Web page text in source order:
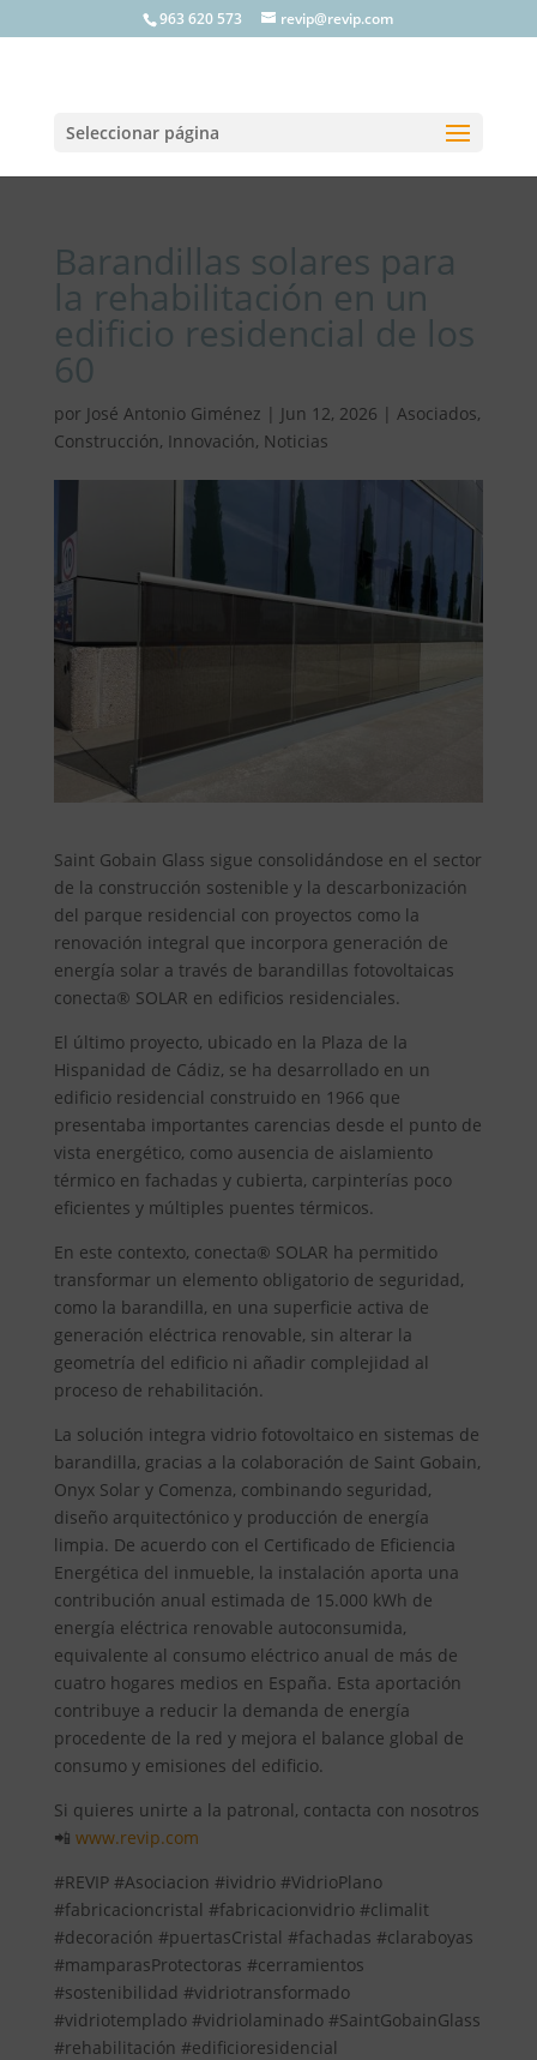
963 620 573 revip@revip.com
Seleccionar página
Barandillas solares para
la rehabilitación en un
edificio residencial de los
60
por José Antonio Giménez | Jun 12, 2026 | Asociados,
Construcción, Innovación, Noticias
Saint Gobain Glass sigue consolidándose en el sector
de la construcción sostenible y la descarbonización
del parque residencial con proyectos como la
renovación integral que incorpora generación de
energía solar a través de barandillas fotovoltaicas
conecta® SOLAR en edificios residenciales.
El último proyecto, ubicado en la Plaza de la
Hispanidad de Cádiz, se ha desarrollado en un
edificio residencial construido en 1966 que
presentaba importantes carencias desde el punto de
vista energético, como ausencia de aislamiento
térmico en fachadas y cubierta, carpinterías poco
eficientes y múltiples puentes térmicos.
En este contexto, conecta® SOLAR ha permitido
transformar un elemento obligatorio de seguridad,
como la barandilla, en una superficie activa de
generación eléctrica renovable, sin alterar la
geometría del edificio ni añadir complejidad al
proceso de rehabilitación.
La solución integra vidrio fotovoltaico en sistemas de
barandilla, gracias a la colaboración de Saint Gobain,
Onyx Solar y Comenza, combinando seguridad,
diseño arquitectónico y producción de energía
limpia. De acuerdo con el Certificado de Eficiencia
Energética del inmueble, la instalación aporta una
contribución anual estimada de 15.000 kWh de
energía eléctrica renovable autoconsumida,
equivalente al consumo eléctrico anual de más de
cuatro hogares medios en España. Esta aportación
contribuye a reducir la demanda de energía
procedente de la red y mejora el balance global de
consumo y emisiones del edificio.
Si quieres unirte a la patronal, contacta con nosotros
📲 www.revip.com
#REVIP #Asociacion #ividrio #VidrioPlano
#fabricacioncristal #fabricacionvidrio #climalit
#decoración #puertasCristal #fachadas #claraboyas
#mamparasProtectoras #cerramientos
#sostenibilidad #vidriotransformado
#vidriotemplado #vidriolaminado #SaintGobainGlass
#rehabilitación #edificioresidencial